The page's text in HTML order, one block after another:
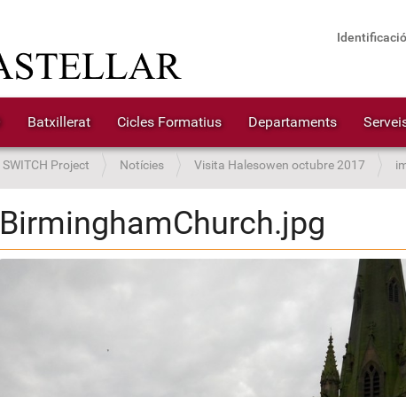
Identificació
Batxillerat Cicles Formatius Departaments
SWITCH Project Notícies Visita Halesowen octubre 2017
BirminghamChurch.jpg